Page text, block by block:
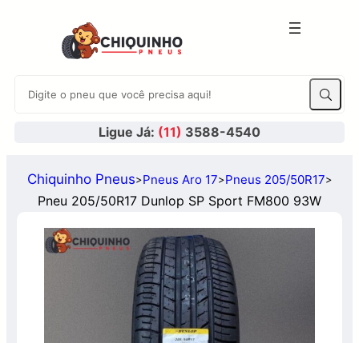
Ligue Já: (11) 3588-4540
Chiquinho Pneus>Pneus Aro 17>Pneus 205/50R17>
Pneu 205/50R17 Dunlop SP Sport FM800 93W